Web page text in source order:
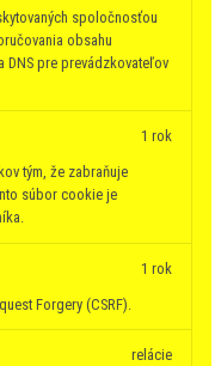
spoločnosťou
obsahu
pre prevádzkovateľov
tým, že zabraňuje
súbor cookie je
1 rok
Forgery (CSRF).
1 rok
relácie